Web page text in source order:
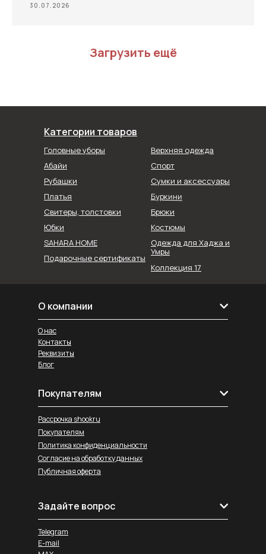
30.07.2026
Загрузить ещё
Категории товаров
Головные уборы
Абайи
Рубашки
Коллекция 17
Спорт
Верхняя одежда
Сумки и аксессуары
Юбки
Брюки
SAHARA HOME
Платья
Свитеры, толстовки
Буркини
Костюмы
Подарочные сертификаты
Одежда для Хаджа и
Умры
О компании
Реквизиты
Блог
О нас
Контакты
Покупателям
Рассрочка shookru
Покупателям
Политика конфиденциальности
Согласие на обработку данных
Публичная оферта
Задайте вопрос
Telegram
E-mail